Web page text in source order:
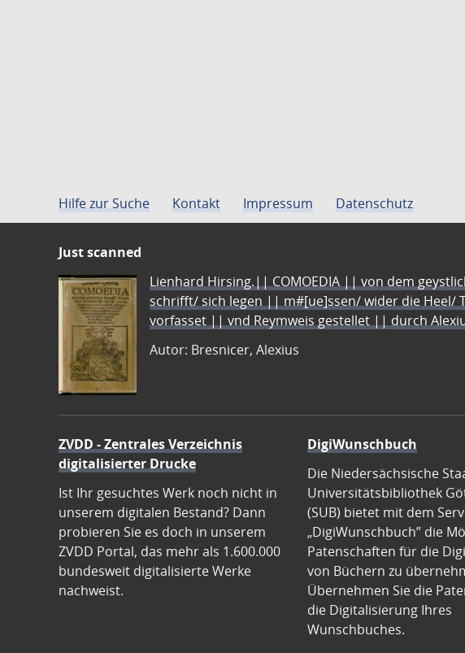
Hilfe zur Suche Kontakt Impressum Datenschutz
Just scanned
Lienhard Hirsing.|| COMOEDIA || von dem
schrifft/ sich legen || m#[ue]ssen/ wider die
vorfasset || vnd Reymweis gestellet || durch
Autor: Bresnicer, Alexius
ZVDD - Zentrales Verzeichnis
digitalisierter Drucke
Ist Ihr gesuchtes Werk noch nicht in
unserem digitalen Bestand? Dann
probieren Sie es doch in unserem
ZVDD Portal, das mehr als 1.600.000
bundesweit digitalisierte Werke
nachweist.
DigiWunschbuch
Die Niedersächsische
Universitätsbibliothek
(SUB) bietet mit dem
„DigiWunschbuch” die
Patenschaften für die
von Büchern zu
Übernehmen Sie die
die Digitalisierung Ihres
Wunschbuches.